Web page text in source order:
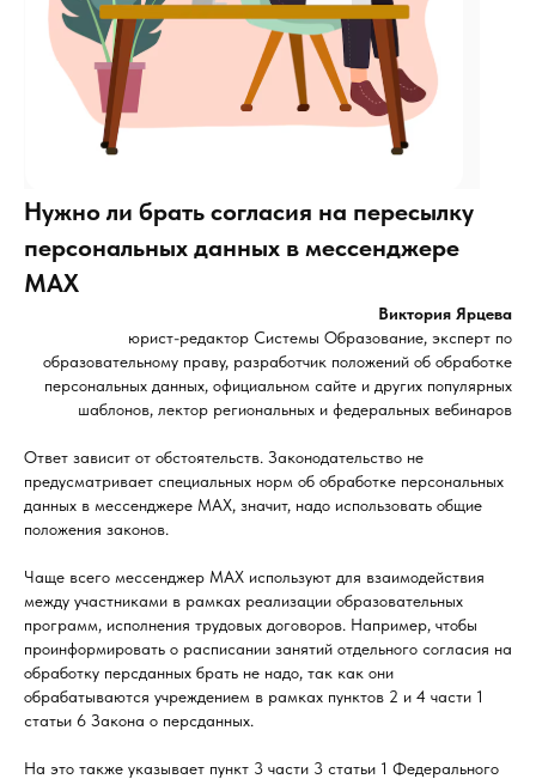
Нужно ли брать согласия на пересылку
персональных данных в мессенджере
МАХ
Виктория Ярцева
юрист-редактор Системы Образование, эксперт по
образовательному праву, разработчик положений об обработке
персональных данных, официальном сайте и других популярных
шаблонов, лектор региональных и федеральных вебинаров
Ответ зависит от обстоятельств. Законодательство не
предусматривает специальных норм об обработке персональных
данных в мессенджере МАХ, значит, надо использовать общие
положения законов.
Чаще всего мессенджер МАХ используют для взаимодействия
между участниками в рамках реализации образовательных
программ, исполнения трудовых договоров. Например, чтобы
проинформировать о расписании занятий отдельного согласия на
обработку персданных брать не надо, так как они
обрабатываются учреждением в рамках пунктов 2 и 4 части 1
статьи 6 Закона о персданных.
На это также указывает пункт 3 части 3 статьи 1 Федерального